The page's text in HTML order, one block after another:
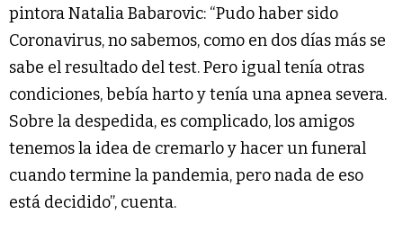
pintora Natalia Babarovic: “Pudo haber sido
Coronavirus, no sabemos, como en dos días más se
sabe el resultado del test. Pero igual tenía otras
condiciones, bebía harto y tenía una apnea severa.
Sobre la despedida, es complicado, los amigos
tenemos la idea de cremarlo y hacer un funeral
cuando termine la pandemia, pero nada de eso
está decidido”, cuenta.